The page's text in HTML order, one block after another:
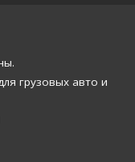
грузовых авто и